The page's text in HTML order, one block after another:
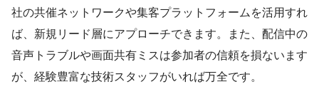
社の共催ネットワークや集客プラットフォームを活用すれ
ば、新規リード層にアプローチできます。また、配信中の
音声トラブルや画面共有ミスは参加者の信頼を損ないます
が、経験豊富な技術スタッフがいれば万全です。